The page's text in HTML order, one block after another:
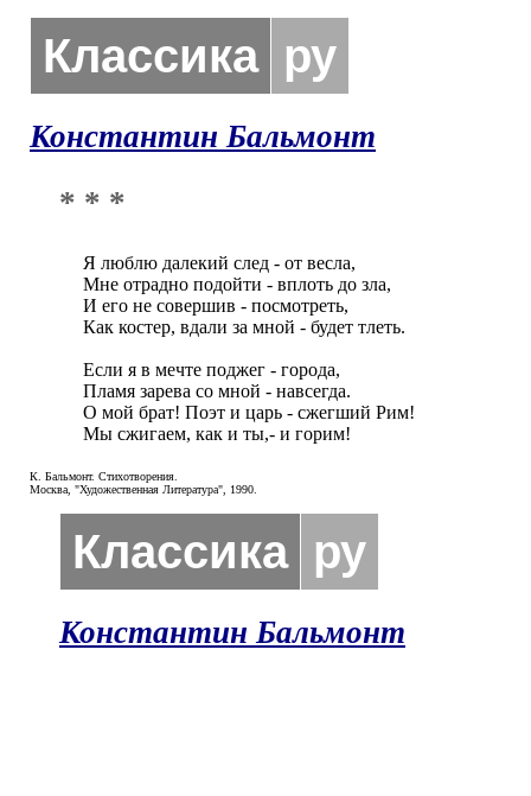
Классика ру
Константин Бальмонт
* * *
Я люблю далекий след - от весла,
Мне отрадно подойти - вплоть до зла,
И его не совершив - посмотреть,
Как костер, вдали за мной - будет тлеть.
Если я в мечте поджег - города,
Пламя зарева со мной - навсегда.
О мой брат! Поэт и царь - сжегший Рим!
Мы сжигаем, как и ты,- и горим!
К. Бальмонт. Стихотворения.
Москва, "Художественная Литература", 1990.
Классика ру
Константин Бальмонт